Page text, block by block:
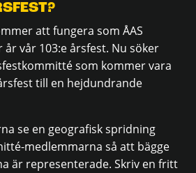
att fungera som ÅAS
vår 103:e årsfest. Nu söker
som kommer vara
till en hejdundrande
se en geografisk spridning
medlemmarna så att bägge
är representerade. Skriv en fritt